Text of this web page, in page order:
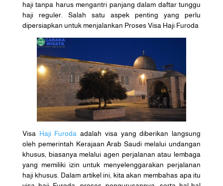
haji tanpa harus mengantri panjang dalam daftar tunggu
haji reguler. Salah satu aspek penting yang perlu
dipersiapkan untuk menjalankan Proses Visa Haji Furoda
Visa Haji Furoda adalah visa yang diberikan langsung
oleh pemerintah Kerajaan Arab Saudi melalui undangan
khusus, biasanya melalui agen perjalanan atau lembaga
yang memiliki izin untuk menyelenggarakan perjalanan
haji khusus. Dalam artikel ini, kita akan membahas apa itu